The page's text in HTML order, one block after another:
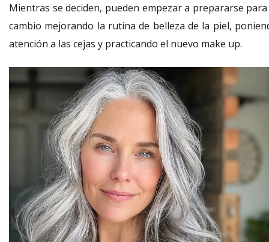
Mientras se deciden, pueden empezar a prepararse
cambio mejorando la rutina de belleza de la piel,
atención a las cejas y practicando el nuevo make up.